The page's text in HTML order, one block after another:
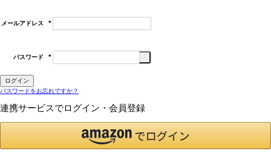
メールアドレス
(必
パスワード
ログイン
パスワードをお忘れですか？
連携サービスでログイン・会員登録